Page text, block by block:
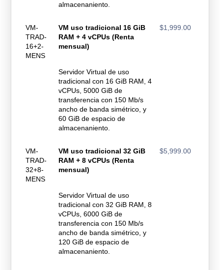
almacenaniento.
VM-
TRAD-
16+2-
MENS
VM uso tradicional 16 GiB
RAM + 4 vCPUs (Renta
mensual)
$1,999.00
Servidor Virtual de uso
tradicional con 16 GiB RAM, 4
vCPUs, 5000 GiB de
transferencia con 150 Mb/s
ancho de banda simétrico, y
60 GiB de espacio de
almacenaniento.
VM-
TRAD-
32+8-
MENS
VM uso tradicional 32 GiB
RAM + 8 vCPUs (Renta
mensual)
$5,999.00
Servidor Virtual de uso
tradicional con 32 GiB RAM, 8
vCPUs, 6000 GiB de
transferencia con 150 Mb/s
ancho de banda simétrico, y
120 GiB de espacio de
almacenaniento.